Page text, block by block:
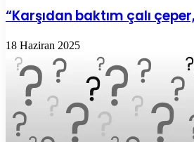
“Karşıdan baktım çalı
18 Haziran 2025